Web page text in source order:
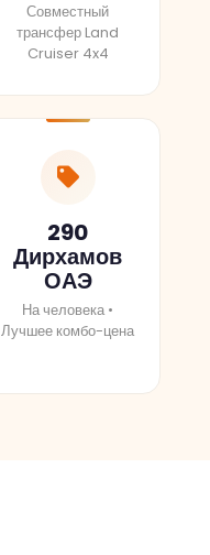
Совместный
трансфер Land
Cruiser 4x4
290
Дирхамов
ОАЭ
На человека •
Лучшее комбо-цена